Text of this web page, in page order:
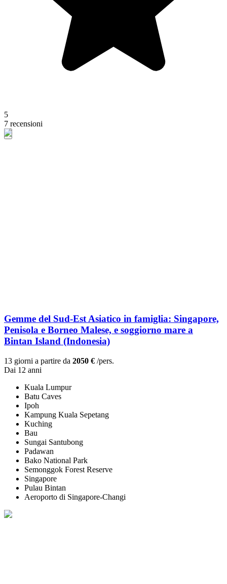
5
7 recensioni
Gemme del Sud-Est Asiatico in famiglia: Singapore,
Penisola e Borneo Malese, e soggiorno mare a
Bintan Island (Indonesia)
13 giorni a partire da 2050 € /pers.
Dai 12 anni
Kuala Lumpur
Batu Caves
Ipoh
Kampung Kuala Sepetang
Kuching
Bau
Sungai Santubong
Padawan
Bako National Park
Semonggok Forest Reserve
Singapore
Pulau Bintan
Aeroporto di Singapore-Changi